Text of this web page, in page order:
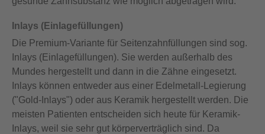
Inlays (Einlagefüllungen)
Die Premium-Variante für Seitenzahnfüllungen sind sog.
Inlays (Einlagefüllungen). Sie werden außerhalb des
Mundes hergestellt und dann in die Zähne eingesetzt.
Inlays können entweder aus einer Edelmetall-Legierung
("Gold-Inlays") oder aus Keramik hergestellt werden. Die
meisten Patienten entscheiden sich heute für Keramik-
Inlays, weil sie sehr gut körperverträglich sind. Da